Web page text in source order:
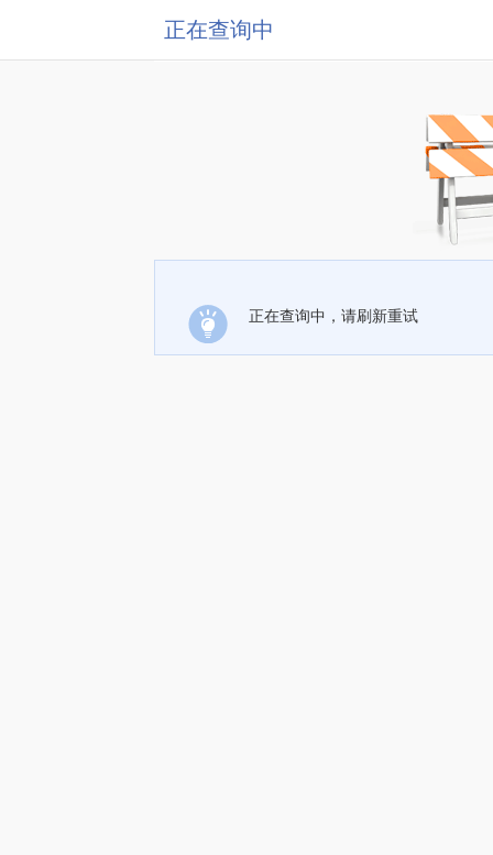
正在查询中
正在查询中，请刷新重试